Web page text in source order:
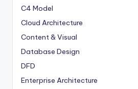
C4 Model
Cloud Architecture
Content & Visual
Database Design
DFD
Enterprise Architecture